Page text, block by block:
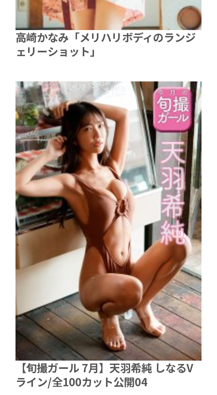
高崎かなみ「メリハリボディのランジ
ェリーショット」
【旬撮ガール 7月】天羽希純 しなるV
ライン/全100カット公開04